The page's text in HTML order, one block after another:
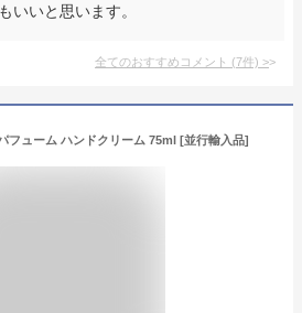
いいと思います。
全てのおすすめコメント (7件) >
フューム ハンドクリーム 75ml [並行輸入品]